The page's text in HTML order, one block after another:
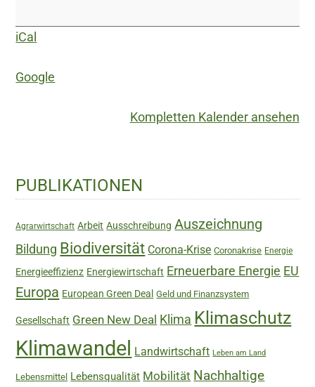
Auf
der
nach
rückläufigen
in
strukturschwachen
ländlichen
Räumen
iCal
Google
Kompletten Kalender ansehen
Haupt-
Sidebar
PUBLIKATIONEN
Agrarwirtschaft Arbeit Ausschreibung Auszeichnung
Bildung Biodiversität Corona-Krise Coronakrise Energie
Energieeffizienz Energiewirtschaft Erneuerbare Energie EU
Europa European Green Deal Geld und Finanzsystem
Gesellschaft Green New Deal Klima Klimaschutz
Klimawandel Landwirtschaft Leben am Land
Lebensmittel Lebensqualität Mobilität Nachhaltige